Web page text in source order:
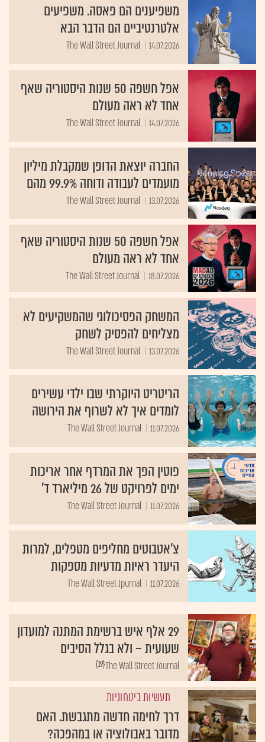
משפיענים הם פאסה. משפיעים
אלטרנטיביים הם הדבר הבא
14.07.2026
The Wall Street Journal
אפל חשפה 50 שנות היסטוריה שאף
אחד לא ראה מעולם
14.07.2026
The Wall Street Journal
החברה יוצאת הדופן שמקבלת מיליון
מועמדים לעבודה ודוחה 99.9% מהם
13.07.2026
The Wall Street Journal
אפל חשפה 50 שנות היסטוריה שאף
אחד לא ראה מעולם
18.07.2026
The Wall Street Journal
המשחק הפסיכולוגי שהמשקיעים לא
מצליחים להפסיק לשחק
13.07.2026
The Wall Street Journal
הריטריט היוקרתי שבו ילדי עשירים
לומדים איך לא לשרוף את הירושה
11.07.2026
The Wall Street Journal
פוטין הפך את המרדף אחר אריכות
ימים לפרויקט של 26 מיליארד ד'
11.07.2026
The Wall Street Journal
צ'אטבוטים מחליפים מטפלים, למרות
היעדר ראיות מדעיות מספקות
11.07.2026
The Wall Street Jpurnal
29 אלף איש ברשימת המתנה למועדון
שעועית – ולא בגלל הסיבים
{19}The Wall Street Journal
תעשיות ביטחוניות
דרך לחימה חדשה מתגבשת. האם
מדובר באבולוציה או במהפכה?